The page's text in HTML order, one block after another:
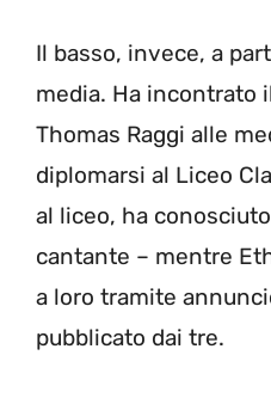
Il basso, invece, a
media. Ha incontrato
Thomas Raggi alle
diplomarsi al Liceo
al liceo, ha
cantante – mentre
a loro tramite
pubblicato dai tre.